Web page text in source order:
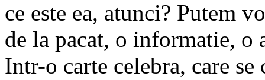
ce este ea, atunci? Putem
de la pacat, o informatie, o
Intr-o carte celebra, care